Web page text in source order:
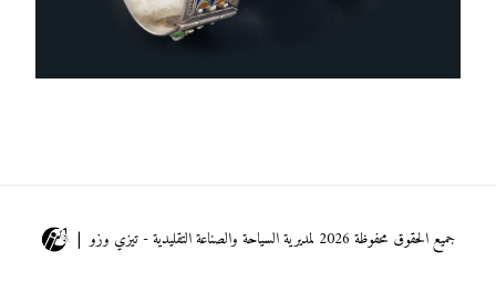
جميع الحقوق محفوظة 2026 لمديرية السياحة والصناعة التقليدية - تيزي وزو |